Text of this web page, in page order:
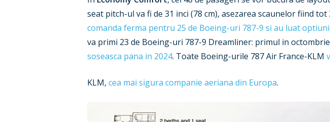
seat pitch-ul va fi de 31 inci (78 cm), asezarea scaunelor fiind
comanda ferma pentru 25 de Boeing-uri 787-9 si au luat
va primi 23 de Boeing-uri 787-9 Dreamliner: primul in
soseasca pana in 2024. Toate Boeing-urile 787 Air France-KLM
KLM, cea mai sigura companie aeriana din Europa.